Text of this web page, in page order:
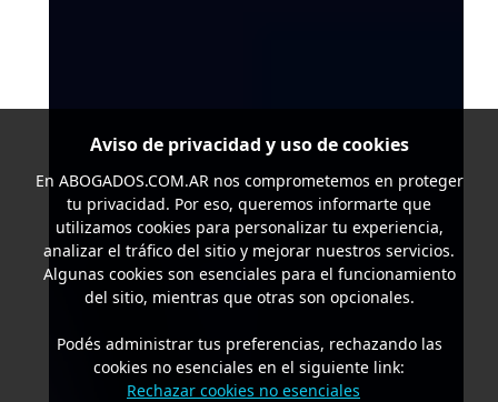
Aviso de privacidad y uso de cookies
En ABOGADOS.COM.ARnos comprometemos en proteger
tu privacidad. Por eso, queremos informarte que
utilizamos cookies para personalizar tu experiencia,
analizar el tráfico del sitio y mejorar nuestros servicios.
Algunas cookies son esenciales para el funcionamiento
del sitio, mientras que otras son opcionales.
Podés administrar tus preferencias, rechazando las
cookies no esenciales en el siguiente link:
Rechazar cookies no esenciales